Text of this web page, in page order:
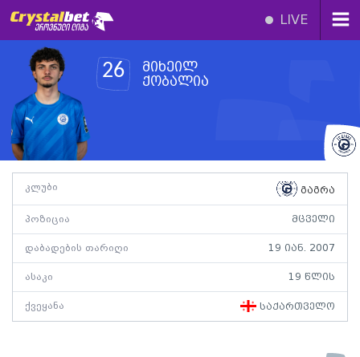
LIVE
26
მიხეილ
ქობალია
კლუბი გაგრა
პოზიცია მცველი
დაბადების თარიღი 19 იან. 2007
ასაკი 19 წლის
ქვეყანა საქართველო